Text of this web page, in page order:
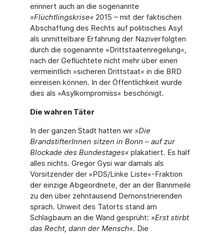
erinnert auch an die sogenannte
»Flüchtlingskrise«2015 – mit der faktischen
Abschaf­fung des Rechts auf politisches Asyl
als unmittelbare Erfahrung der Naziverfolgten
durch die sogenannte »Drittstaatenregelung«,
nach der Geflüchtete nicht mehr über einen
ver­meintlich »sicheren Drittstaat« in die BRD
einreisen können. In der Öffentlichkeit wurde
dies als »Asylkompromiss« beschönigt.
Die wahren Täter
In der ganzen Stadt hatten wir »Die
BrandstifterInnen sitzen in Bonn – auf zur
Blockade des Bundestages«plakatiert. Es half
alles nichts. Gregor Gysi war damals als
Vorsitzender der »PDS/Linke Liste«-Fraktion
der einzige Abgeordnete, der an der Bannmeile
zu den über zehntausend Demonstrierenden
sprach. Unweit des Tatorts stand am
Schlagbaum an die Wand gesprüht: »Erst stirbt
das Recht, dann der Mensch«. Die